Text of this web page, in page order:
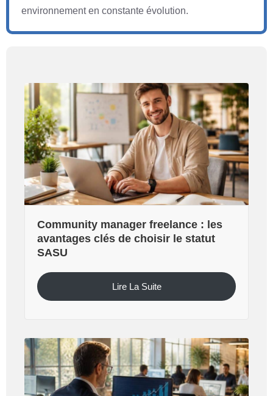
environnement en constante évolution.
Community manager freelance : les
avantages clés de choisir le statut
SASU
Lire La Suite